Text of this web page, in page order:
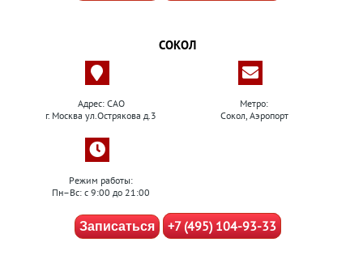
СОКОЛ
Адрес: САО
г. Москва ул.Острякова д.3
Метро:
Сокол, Аэропорт
Режим работы:
Пн–Вс: с 9:00 до 21:00
Записаться +7 (495) 104-93-33